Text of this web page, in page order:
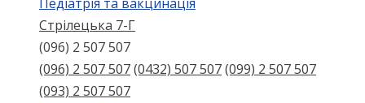
Стрілецька 7-Г
(096) 2 507 507
(096) 2 507 507(0432) 507 507(099) 2 507 507
(093) 2 507 507